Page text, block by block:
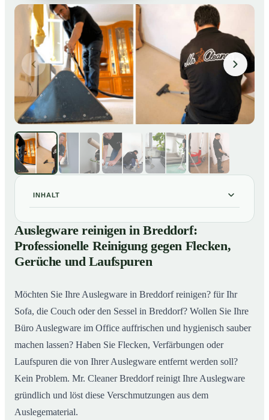
INHALT
01 Auslegware reinigen in Breddorf: Professionelle
Reinigung gegen Flecken, Gerüche und Laufspuren
02 So wird Auslegware in Breddorf professionell gereinigt
Auslegware reinigen in Breddorf:
Professionelle Reinigung gegen Flecken,
Gerüche und Laufspuren
Möchten Sie Ihre Auslegware in Breddorf reinigen? für Ihr
Sofa, die Couch oder den Sessel in Breddorf? Wollen Sie Ihre
Büro Auslegware im Office auffrischen und hygienisch sauber
machen lassen? Haben Sie Flecken, Verfärbungen oder
Laufspuren die von Ihrer Auslegware entfernt werden soll?
Kein Problem. Mr. Cleaner Breddorf reinigt Ihre Auslegware
gründlich und löst diese Verschmutzungen aus dem
Auslegematerial.